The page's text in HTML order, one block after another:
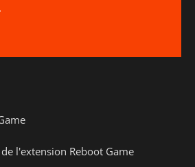
l'extension Reboot Game